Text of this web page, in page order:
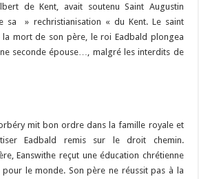
de Kent, avait soutenu Saint Augustin
sa » rechristianisation « du Kent. Le saint
la mort de son père, le roi Eadbald plongea
seconde épouse…, malgré les interdits de
mit bon ordre dans la famille royale et
Eadbald remis sur le droit chemin.
Eanswithe reçut une éducation chrétienne
pour le monde. Son père ne réussit pas à la